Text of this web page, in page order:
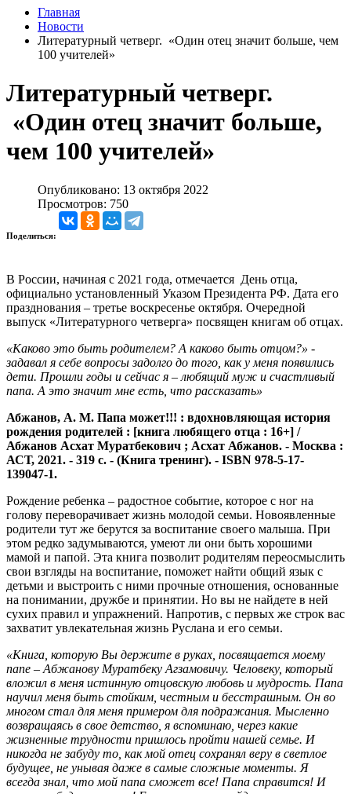
Главная
Новости
Литературный четверг. «Один отец значит больше, чем
100 учителей»
Литературный четверг.
«Один отец значит больше,
чем 100 учителей»
Опубликовано: 13 октября 2022
Просмотров: 750
Поделиться:
В России, начиная с 2021 года, отмечается День отца,
официально установленный Указом Президента РФ. Дата его
празднования – третье воскресенье октября. Очередной
выпуск «Литературного четверга» посвящен книгам об отцах.
«Каково это быть родителем? А каково быть отцом?» -
задавал я себе вопросы задолго до того, как у меня появились
дети. Прошли годы и сейчас я – любящий муж и счастливый
папа. А это значит мне есть, что рассказать»
Абжанов, А. М. Папа может!!! : вдохновляющая история
рождения родителей : [книга любящего отца : 16+] /
Абжанов Асхат Муратбекович ; Асхат Абжанов. - Москва :
АСТ, 2021. - 319 с. - (Книга тренинг). - ISBN 978-5-17-
139047-1.
Рождение ребенка – радостное событие, которое с ног на
голову переворачивает жизнь молодой семьи. Новоявленные
родители тут же берутся за воспитание своего малыша. При
этом редко задумываются, умеют ли они быть хорошими
мамой и папой. Эта книга позволит родителям переосмыслить
свои взгляды на воспитание, поможет найти общий язык с
детьми и выстроить с ними прочные отношения, основанные
на понимании, дружбе и принятии. Но вы не найдете в ней
сухих правил и упражнений. Напротив, с первых же строк вас
захватит увлекательная жизнь Руслана и его семьи.
«Книга, которую Вы держите в руках, посвящается моему
папе – Абжанову Муратбеку Агзамовичу. Человеку, который
вложил в меня истинную отцовскую любовь и мудрость. Папа
научил меня быть стойким, честным и бесстрашным. Он во
многом стал для меня примером для подражания. Мысленно
возвращаясь в свое детство, я вспоминаю, через какие
жизненные трудности пришлось пройти нашей семье. И
никогда не забуду то, как мой отец сохранял веру в светлое
будущее, не унывая даже в самые сложные моменты. Я
всегда знал, что мой папа сможет все! Папа справится! И